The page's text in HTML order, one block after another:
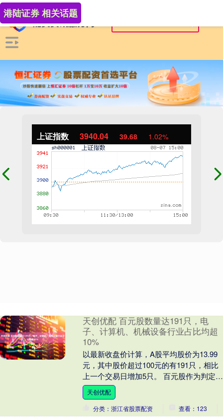
上证指数 3940.04 39.68 1.02%
港陆证券 相关话题
天创优配 百元股数量达191只，电
子、计算机、机械设备行业占比均超
10%
以最新收盘价计算，A股平均股价为13.99
元，其中股价超过100元的有191只，相比
上一个交易日增加5只。 百元股作为判定市
场热度的信号之一，历来受到投资者关
注....
天创优配
分类：浙江省股票配资
查看：123